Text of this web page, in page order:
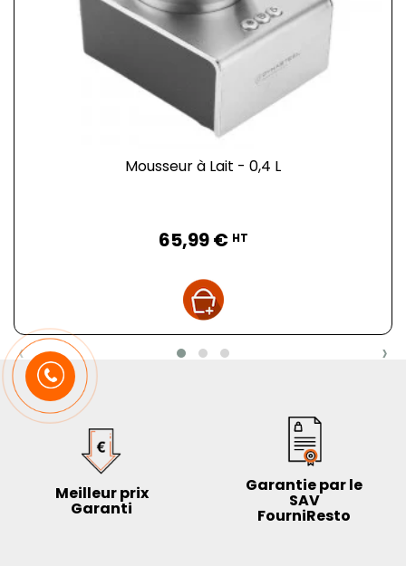
Mousseur à Lait - 0,4 L
65,99 € HT
‹ ›
Meilleur prix
Garanti
Garantie par le
SAV
FourniResto